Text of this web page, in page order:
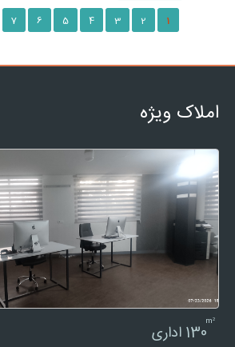
1
2
3
4
5
6
7
املاک ویژه
130m² اداری